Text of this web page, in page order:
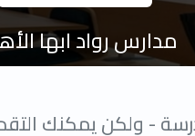
مدارس رواد ابها
- ولكن يمكنك